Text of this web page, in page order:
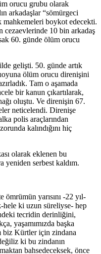
orucu grubu olarak
arkadaşlar “sömürgeci
mahkemeleri boykot edecekti.
10 bin arkadaş
60. günde ölüm orucu
gelişti. 50. günde artık
ölüm orucu direnişini
Tam o aşamada
bir kanun çıkartılarak,
oluştu. Ve direnişin 67.
neticelendi. Direnişe
polis araçlarından
kalındığını hiç
olarak eklenen bu
yeniden serbest kaldım.
ömrümün yarısını -22 yıl-
ki uzun süreliyse- hep
tecridin derinliğini,
yaşamımızda başka
biz Kürtler için zindana
ki bu zindanın
bahsedeceksek, önce